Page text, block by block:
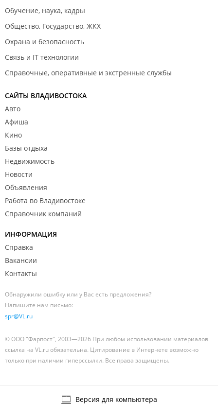
Обучение, наука, кадры
Общество, Государство, ЖКХ
Охрана и безопасность
Связь и IT технологии
Справочные, оперативные и экстренные службы
САЙТЫ ВЛАДИВОСТОКА
Авто
Афиша
Кино
Базы отдыха
Недвижимость
Новости
Объявления
Работа во Владивостоке
Справочник компаний
ИНФОРМАЦИЯ
Справка
Вакансии
Контакты
Обнаружили ошибку или у Вас есть предложения?
Напишите нам письмо:
spr@VL.ru
© ООО "Фарпост", 2003—2026 При любом использовании материалов
ссылка на VL.ru обязательна. Цитирование в Интернете возможно
только при наличии гиперссылки. Все права защищены.
Версия для компьютера